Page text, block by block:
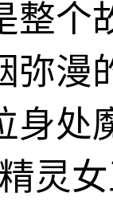
整个
弥漫
身处
灵